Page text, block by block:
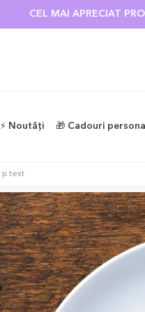
CEL MAI APRECIAT
⚡️ Noutăți 🎁 Cadouri
și text